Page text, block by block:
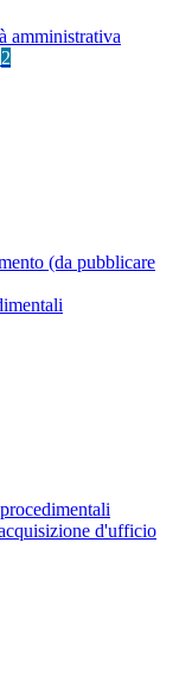
amministrativa
2
(da pubblicare
d'ufficio